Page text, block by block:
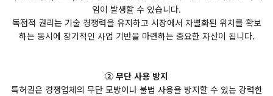
임이 발생할 수 있습니다.
독점적 권리는 기술 경쟁력을 유지하고 시장에서 차별화된 위치를 확보
하는 동시에 장기적인 사업 기반을 마련하는 중요한 자산이 됩니다.
② 무단 사용 방지
특허권은 경쟁업체의 무단 모방이나 불법 사용을 방지할 수 있는 강력한